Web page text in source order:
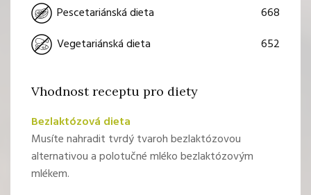
Pescetariánská dieta
668
Vegetariánská dieta
652
Vhodnost receptu pro diety
Bezlaktózová dieta
Musíte nahradit tvrdý tvaroh bezlaktózovou
alternativou a polotučné mléko bezlaktózovým
mlékem.